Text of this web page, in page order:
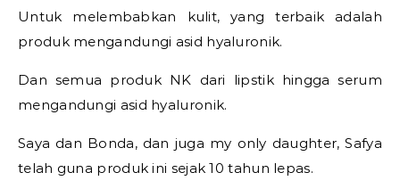
Untuk melembabkan kulit, yang terbaik adalah
produk mengandungi asid hyaluronik.
Dan semua produk NK dari lipstik hingga serum
mengandungi asid hyaluronik.
Saya dan Bonda, dan juga my only daughter, Safya
telah guna produk ini sejak 10 tahun lepas.